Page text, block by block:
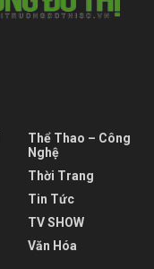
Thể Thao – Công
Nghệ
Thời Trang
Tin Tức
TV SHOW
Văn Hóa